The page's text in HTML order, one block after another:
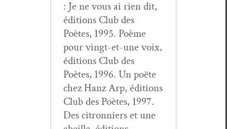
: Je ne vous ai rien dit,
édi­tions Club des
Poètes, 1995. Poème
pour vingt-et-une voix,
édi­tions Club des
Poètes, 1996. Un poëte
chez Hanz Arp, édi­tions
Club des Poètes, 1997.
Des cit­ron­niers et une